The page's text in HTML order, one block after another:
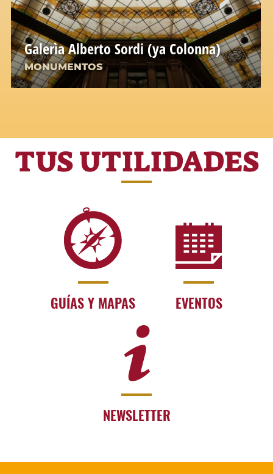
Galerìa Alberto Sordi (ya Colonna)
MONUMENTOS
TUS UTILIDADES
GUÍAS Y MAPAS EVENTOS
NEWSLETTER